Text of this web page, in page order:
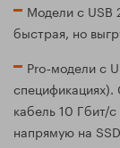
Модели с
быстрая, но
Pro‑модели с
кабель 10 Гбит/
напрямую на